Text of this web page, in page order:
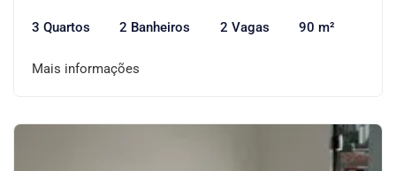
3 Quartos 2 Banheiros 2 Vagas 90 m²
Mais informações